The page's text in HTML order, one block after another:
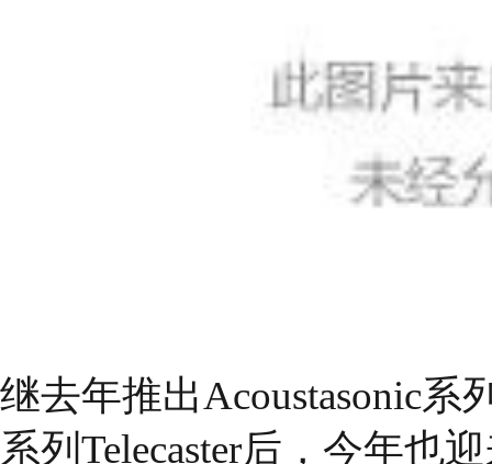
继去年推出Acoustasonic
系列Telecaster后，今年也